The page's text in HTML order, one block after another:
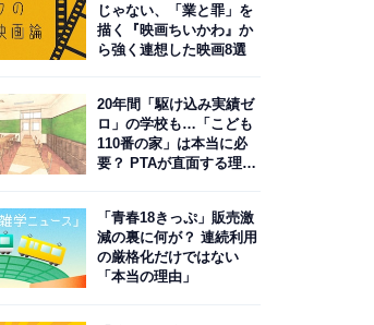
じゃない、「業と罪」を
描く『映画ちいかわ』か
ら強く連想した映画8選
20年間「駆け込み実績ゼ
ロ」の学校も…「こども
110番の家」は本当に必
要？ PTAが直面する理想
「青春18きっぷ」販売激
減の裏に何が？ 連続利用
の厳格化だけではない
「本当の理由」